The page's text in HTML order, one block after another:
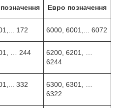
позначення Евро позначення
172 6000, 6001,... 6072
… 244
6200, 6201, …
6244
332
6300, 6301, …
6322